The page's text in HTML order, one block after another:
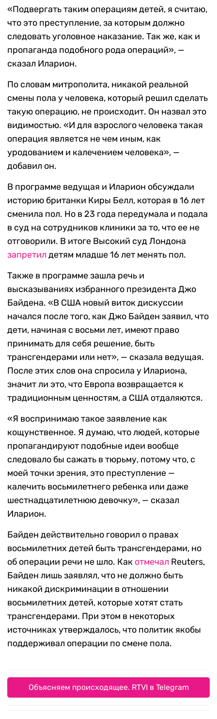
«Подвергать таким операциям детей, я считаю,
что это преступление, за которым должно
следовать уголовное наказание. Так же, как и
пропаганда подобного рода операций», —
сказал Иларион.
По словам митрополита, никакой реальной
смены пола у человека, который решил сделать
такую операцию, не происходит. Он назвал это
видимостью. «И для взрослого человека такая
операция является не чем иным, как
уродованием и калечением человека», —
добавил он.
В программе ведущая и Иларион обсуждали
историю британки Киры Белл, которая в 16 лет
сменила пол. Но в 23 года передумала и подала
в суд на сотрудников клиники за то, что ее не
отговорили. В итоге Высокий суд Лондона
запретил детям младше 16 лет менять пол.
Также в программе зашла речь и
высказываниях избранного президента Джо
Байдена. «В США новый виток дискуссии
начался после того, как Джо Байден заявил, что
дети, начиная с восьми лет, имеют право
принимать для себя решение, быть
трансгендерами или нет», — сказала ведущая.
После этих слов она спросила у Илариона,
значит ли это, что Европа возвращается к
традиционным ценностям, а США отдаляются.
«Я воспринимаю такое заявление как
кощунственное. Я думаю, что людей, которые
пропагандируют подобные идеи вообще
следовало бы сажать в тюрьму, потому что, с
моей точки зрения, это преступление —
калечить восьмилетнего ребенка или даже
шестнадцатилетнюю девочку», — сказал
Иларион.
Байден действительно говорил о правах
восьмилетних детей быть трансгендерами, но
об операции речи не шло. Как отмечал Reuters,
Байден лишь заявлял, что не должно быть
никакой дискриминации в отношении
восьмилетних детей, которые хотят стать
трансгендерами. При этом в некоторых
источниках утверждалось, что политик якобы
поддерживал операции по смене пола.
Объясняем происходящее. RTVI в Telegram